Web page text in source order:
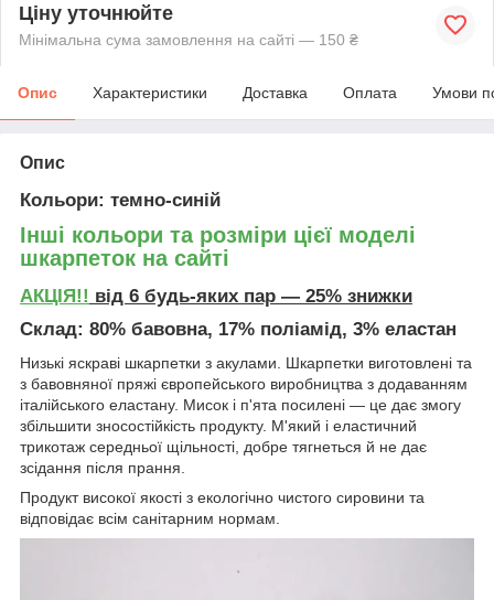
Ціну уточнюйте
Мінімальна сума замовлення на сайті — 150 ₴
Опис Характеристики Доставка Оплата Умови
Опис
Кольори: темно-синій
Інші кольори та розміри цієї моделі
шкарпеток на сайті
АКЦІЯ!! від 6 будь-яких пар — 25% знижки
Склад: 80% бавовна, 17% поліамід, 3% еластан
Низькі яскраві шкарпетки з акулами. Шкарпетки виготовлені та
з бавовняної пряжі європейського виробництва з додаванням
італійського еластану. Мисок і п'ята посилені — це дає змогу
збільшити зносостійкість продукту. М'який і еластичний
трикотаж середньої щільності, добре тягнеться й не дає
зсідання після прання.
Продукт високої якості з екологічно чистого сировини та
відповідає всім санітарним нормам.